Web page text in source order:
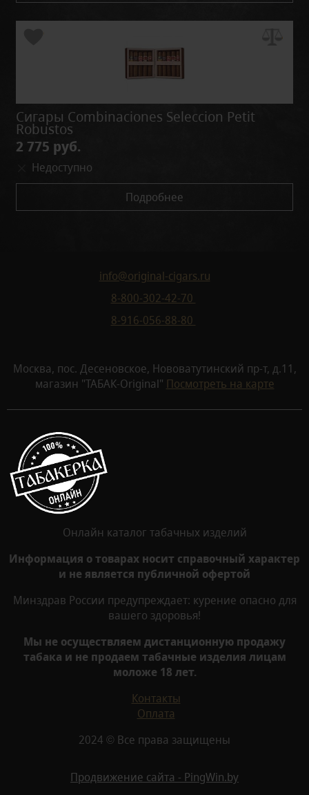
Сигары Combinaciones Seleccion Petit
Robustos
2 775 руб.
Недоступно
Подробнее
info@original-cigars.ru
8-800-302-42-70
8-916-056-88-80
Москва, пос. Десеновское, Нововатутинский пр-т, д.11,
магазин "ТАБАК-Original" Посмотреть на карте
Онлайн каталог табачных изделий
Информация о товарах носит справочный характер
и не является публичной офертой
Минздрав России предупреждает: курение опасно для
вашего здоровья!
Мы не осуществляем дистанционную продажу
табака и не продаем табачные изделия лицам
моложе 18 лет.
Контакты
Оплата
2024 © Все права защищены
Продвижение сайта - PingWin.by